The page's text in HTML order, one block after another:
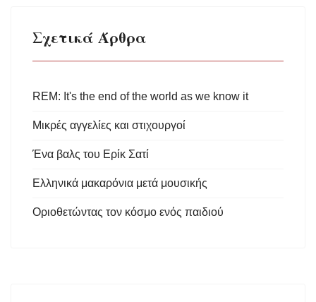
Σχετικά Άρθρα
REM: It's the end of the world as we know it
Μικρές αγγελίες και στιχουργοί
Ένα βαλς του Ερίκ Σατί
Ελληνικά μακαρόνια μετά μουσικής
Οριοθετώντας τον κόσμο ενός παιδιού